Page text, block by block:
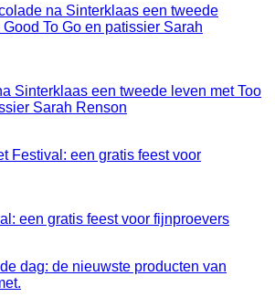
Sinterklaas een tweede leven met Too
Sarah Renson
een gratis feest voor fijnproevers